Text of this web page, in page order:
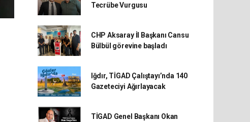
Tecrübe Vurgusu
CHP Aksaray İl Başkanı Cansu
Bülbül görevine başladı
Iğdır, TİGAD Çalıştayı’nda 140
Gazeteciyi Ağırlayacak
TİGAD Genel Başkanı Okan